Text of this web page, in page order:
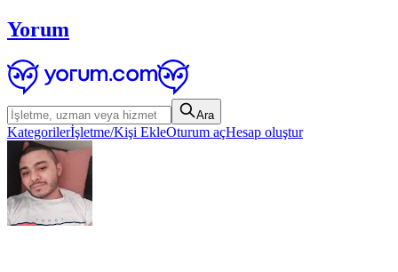
Yorum
Ara
Kategorilerİşletme/Kişi EkleOturum açHesap oluştur